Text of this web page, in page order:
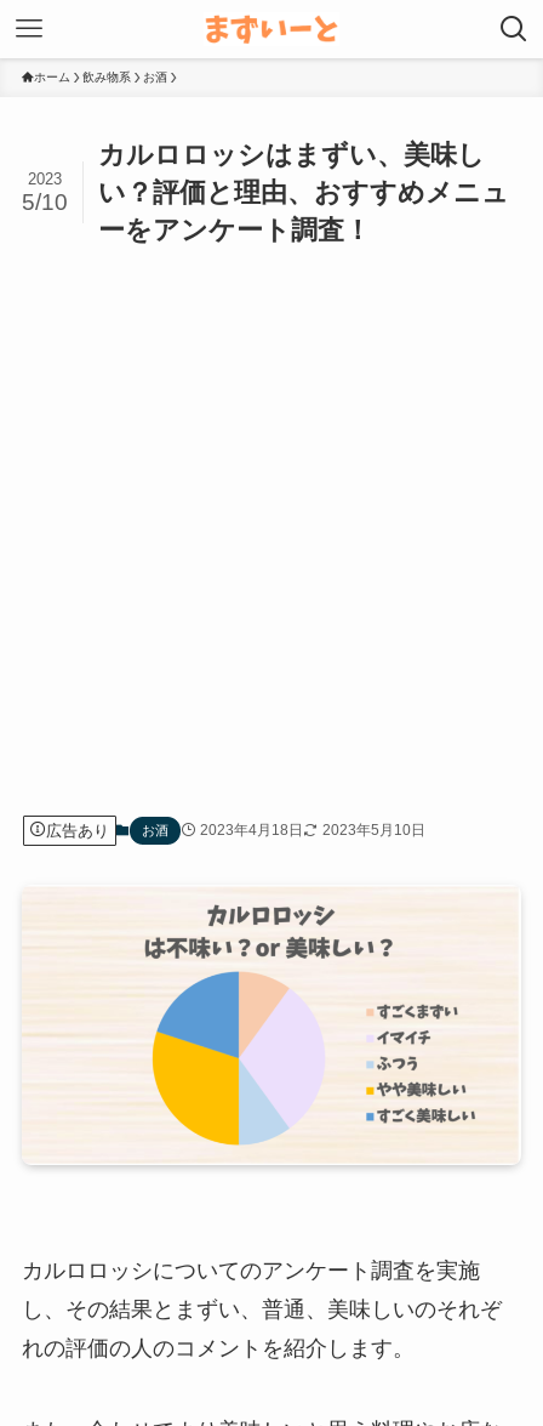
ホーム 飲み物系 お酒
カルロロッシはまずい、美味し
い？評価と理由、おすすめメニュ
ーをアンケート調査！
2023
5/10
広告あり お酒 2023年4月18日 2023年5月10日
カルロロッシについてのアンケート調査を実施
し、その結果とまずい、普通、美味しいのそれぞ
れの評価の人のコメントを紹介します。